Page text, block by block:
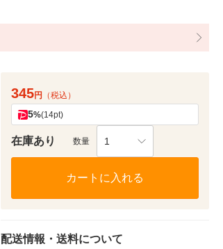
345円 （税込）
5%(14pt)
在庫あり 数量 1
カートに入れる
配送情報・送料について